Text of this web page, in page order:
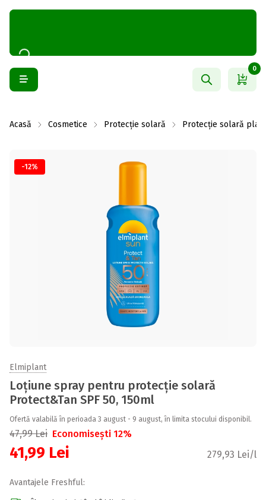
0
Acasă Cosmetice Protecție solară Protecție solară plajă
-12%
Elmiplant
Loțiune spray pentru protecție solară
Protect&Tan SPF 50, 150ml
Ofertă valabilă în perioada 3 august - 9 august, în limita stocului disponibil.
47,99Lei Economisești 12%
41,99 Lei 279,93 Lei/l
Avantajele Freshful: